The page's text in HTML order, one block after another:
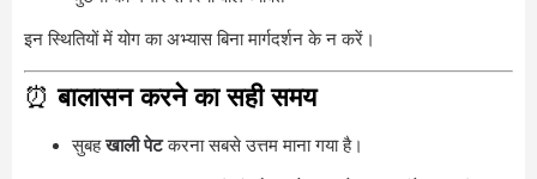
इन स्थितियों में योग का अभ्यास बिना मार्गदर्शन के न करें।
⏰बालासन करने का सही समय
सुबहखाली पेटकरना सबसे उत्तम माना गया है।